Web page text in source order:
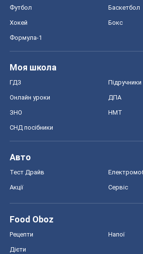
Футбол Баскетбол
Хокей Бокс
Формула-1
Моя школа
ГДЗ Підручники
Онлайн уроки ДПА
ЗНО НМТ
СНД посібники
Авто
Тест Драйв
Акції Сервіс
Food Oboz
Рецепти Напої
Дієти